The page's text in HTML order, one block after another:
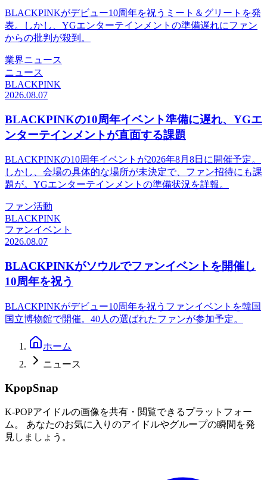
BLACKPINKがデビュー10周年を祝うミート＆グリートを発
表。しかし、YGエンターテインメントの準備遅れにファン
からの批判が殺到。
業界ニュース
ニュース
BLACKPINK
2026.08.07
BLACKPINKの10周年イベント準備に遅れ、YGエ
ンターテインメントが直面する課題
BLACKPINKの10周年イベントが2026年8月8日に開催予定。
しかし、会場の具体的な場所が未決定で、ファン招待にも課
題が。YGエンターテインメントの準備状況を詳報。
ファン活動
BLACKPINK
ファンイベント
2026.08.07
BLACKPINKがソウルでファンイベントを開催し
10周年を祝う
BLACKPINKがデビュー10周年を祝うファンイベントを韓国
国立博物館で開催。40人の選ばれたファンが参加予定。
ホーム
ニュース
KpopSnap
K-POPアイドルの画像を共有・閲覧できるプラットフォー
ム。 あなたのお気に入りのアイドルやグループの瞬間を発
見しましょう。